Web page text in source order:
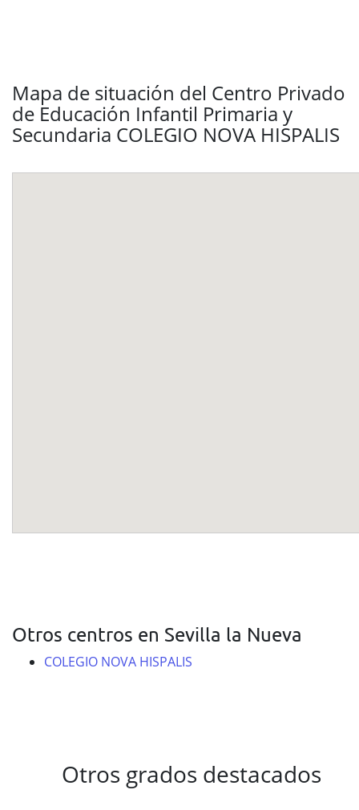
Mapa de situación del Centro Privado
de Educación Infantil Primaria y
Secundaria COLEGIO NOVA HISPALIS
Otros centros en Sevilla la Nueva
COLEGIO NOVA HISPALIS
Otros grados destacados